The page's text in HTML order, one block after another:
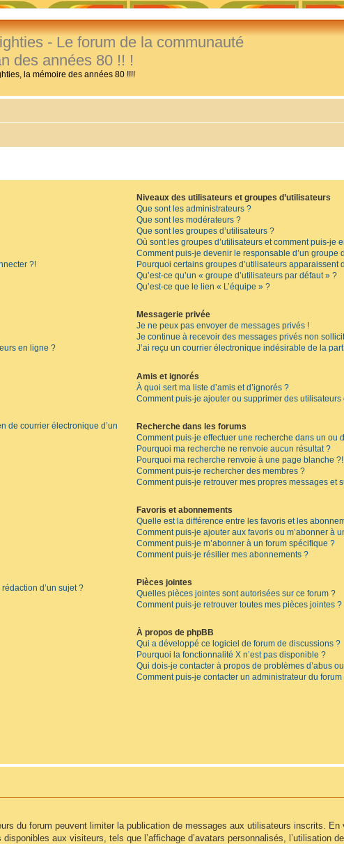
- Le forum de la communauté
des années 80 !! !
la mémoire des années 80 !!!!
?!
en ligne ?
de courrier électronique d’un
d’un sujet ?
Niveaux des utilisateurs et groupes d’utilisateurs
Que sont les administrateurs ?
Que sont les modérateurs ?
Que sont les groupes d’utilisateurs ?
Où sont les groupes d’utilisateurs et comment puis-je
Comment puis-je devenir le responsable d’un groupe
Pourquoi certains groupes d’utilisateurs apparaissent
Qu’est-ce qu’un « groupe d’utilisateurs par défaut » ?
Qu’est-ce que le lien « L’équipe » ?
Messagerie privée
Je ne peux pas envoyer de messages privés !
Je continue à recevoir des messages privés non
J’ai reçu un courrier électronique indésirable de la
Amis et ignorés
À quoi sert ma liste d’amis et d’ignorés ?
Comment puis-je ajouter ou supprimer des utilisateurs
Recherche dans les forums
Comment puis-je effectuer une recherche dans un ou
Pourquoi ma recherche ne renvoie aucun résultat ?
Pourquoi ma recherche renvoie à une page blanche ?!
Comment puis-je rechercher des membres ?
Comment puis-je retrouver mes propres messages et
Favoris et abonnements
Quelle est la différence entre les favoris et les
Comment puis-je ajouter aux favoris ou m’abonner à
Comment puis-je m’abonner à un forum spécifique ?
Comment puis-je résilier mes abonnements ?
Pièces jointes
Quelles pièces jointes sont autorisées sur ce forum ?
Comment puis-je retrouver toutes mes pièces jointes ?
À propos de phpBB
Qui a développé ce logiciel de forum de discussions ?
Pourquoi la fonctionnalité X n’est pas disponible ?
Qui dois-je contacter à propos de problèmes d’abus
Comment puis-je contacter un administrateur du forum
du forum peuvent limiter la publication de messages aux utilisateurs inscrits.
aux visiteurs, tels que l’affichage d’avatars personnalisés, l’utilisation